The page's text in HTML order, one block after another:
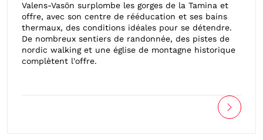
Valens-Vasön surplombe les gorges de la Tamina et
offre, avec son centre de rééducation et ses bains
thermaux, des conditions idéales pour se détendre.
De nombreux sentiers de randonnée, des pistes de
nordic walking et une église de montagne historique
complètent l'offre.